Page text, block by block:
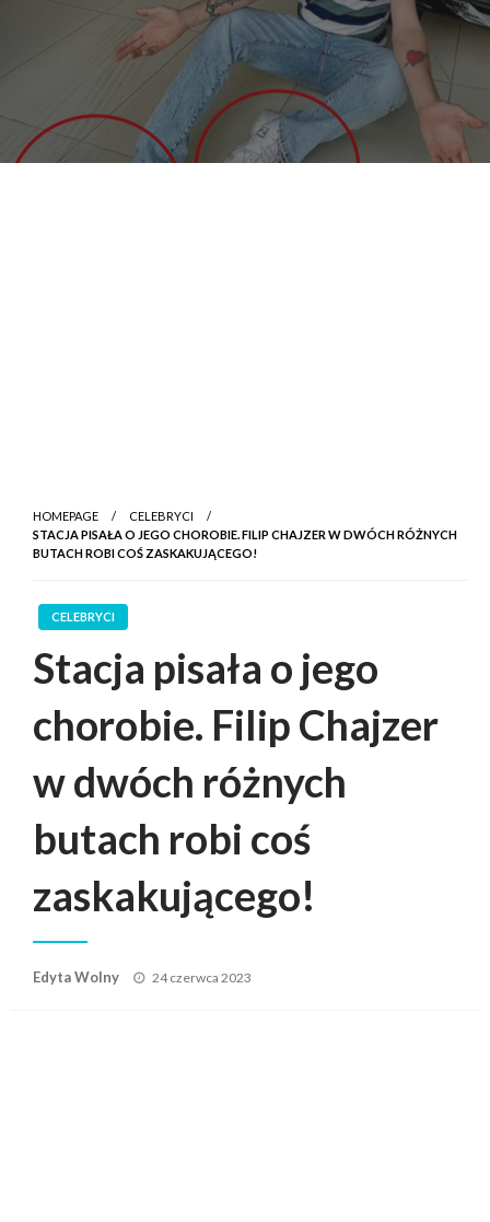
HOMEPAGE
CELEBRYCI
STACJA PISAŁA O JEGO CHOROBIE. FILIP CHAJZER W DWÓCH RÓŻNYCH
BUTACH ROBI COŚ ZASKAKUJĄCEGO!
CELEBRYCI
Stacja pisała o jego
chorobie. Filip Chajzer
w dwóch różnych
butach robi coś
zaskakującego!
Edyta Wolny
Posted
24 czerwca 2023